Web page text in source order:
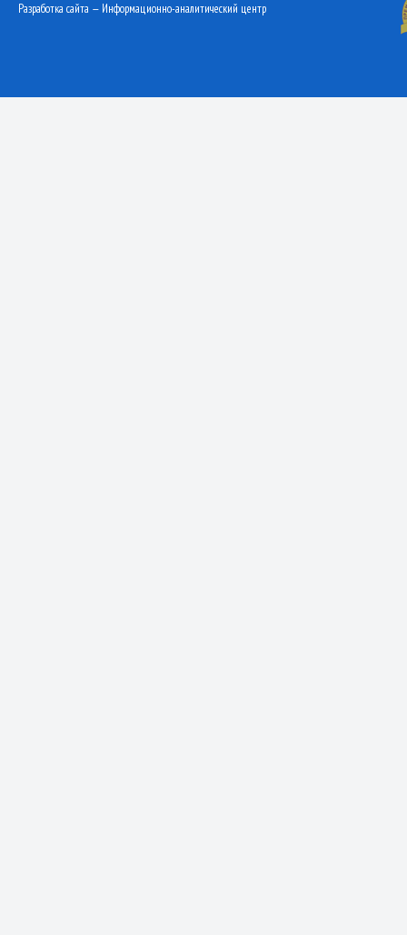
Разработка сайта — Информационно-аналитический центр